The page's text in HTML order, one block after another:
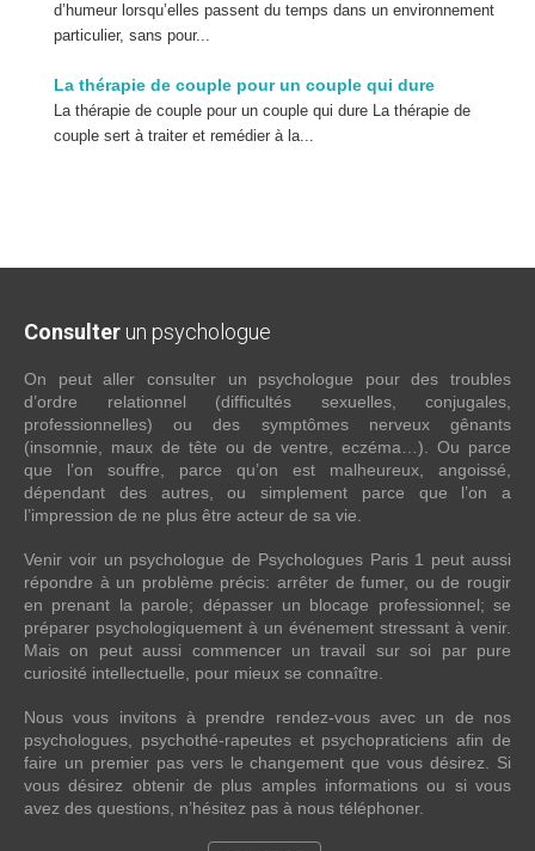
d’humeur lorsqu’elles passent du temps dans un environnement
particulier, sans pour...
La thérapie de couple pour un couple qui dure
La thérapie de couple pour un couple qui dure La thérapie de
couple sert à traiter et remédier à la...
Consulter un psychologue
On peut aller consulter un psychologue pour des troubles
d’ordre relationnel (difficultés sexuelles, conjugales,
professionnelles) ou des symptômes nerveux gênants
(insomnie, maux de tête ou de ventre, eczéma…). Ou parce
que l’on souffre, parce qu’on est malheureux, angoissé,
dépendant des autres, ou simplement parce que l’on a
l’impression de ne plus être acteur de sa vie.
Venir voir un psychologue de Psychologues Paris 1 peut aussi
répondre à un problème précis: arrêter de fumer, ou de rougir
en prenant la parole; dépasser un blocage professionnel; se
préparer psychologiquement à un événement stressant à venir.
Mais on peut aussi commencer un travail sur soi par pure
curiosité intellectuelle, pour mieux se connaître.
Nous vous invitons à prendre rendez-vous avec un de nos
psychologues, psychothé-rapeutes et psychopraticiens afin de
faire un premier pas vers le changement que vous désirez. Si
vous désirez obtenir de plus amples informations ou si vous
avez des questions, n’hésitez pas à nous téléphoner.